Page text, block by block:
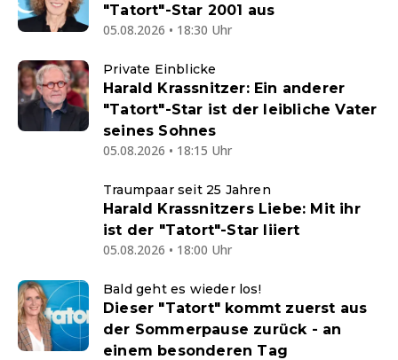
"Tatort"-Star 2001 aus
05.08.2026 • 18:30 Uhr
Private Einblicke
Harald Krassnitzer: Ein anderer
"Tatort"-Star ist der leibliche Vater
seines Sohnes
05.08.2026 • 18:15 Uhr
Traumpaar seit 25 Jahren
Harald Krassnitzers Liebe: Mit ihr
ist der "Tatort"-Star liiert
05.08.2026 • 18:00 Uhr
Bald geht es wieder los!
Dieser "Tatort" kommt zuerst aus
der Sommerpause zurück - an
einem besonderen Tag